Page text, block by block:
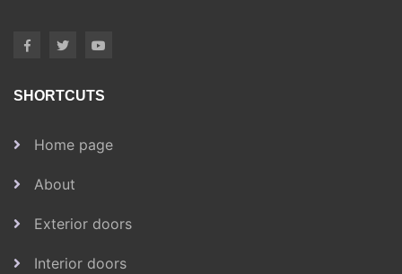
SHORTCUTS
Home page
About
Exterior doors
Interior doors